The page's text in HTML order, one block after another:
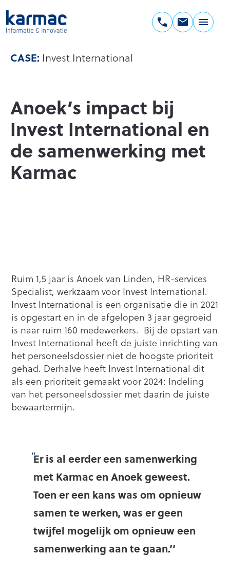
naar
de
Informatie
&CASE: Invest International
Anoek’s impact bij
Invest International en
de samenwerking met
Karmac
Ruim 1,5 jaar is Anoek van Linden, HR-services
Specialist, werkzaam voor Invest International.
Invest International is een organisatie die in 2021
is opgestart en in de afgelopen 3 jaar gegroeid
is naar ruim 160 medewerkers. Bij de opstart van
Invest International heeft de juiste inrichting van
het personeelsdossier niet de hoogste prioriteit
gehad. Derhalve heeft Invest International dit
als een prioriteit gemaakt voor 2024: Indeling
van het personeelsdossier met daarin de juiste
bewaartermijn.
Er is al eerder een samenwerking
met Karmac en Anoek geweest.
Toen er een kans was om opnieuw
samen te werken, was er geen
twijfel mogelijk om opnieuw een
samenwerking aan te gaan.’’